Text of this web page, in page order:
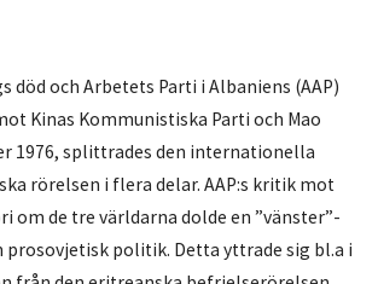
död och Arbetets Parti i Albaniens (AAP)
Kinas Kommunistiska Parti och Mao
1976, splittrades den internationella
rörelsen i flera delar. AAP:s kritik mot
om de tre världarna dolde en ”vänster”-
prosovjetisk politik. Detta yttrade sig bl.a i